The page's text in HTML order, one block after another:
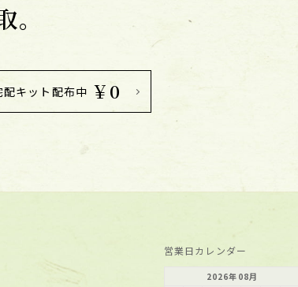
配キット配布中 ￥0
営業日カレンダー
2026年 08月